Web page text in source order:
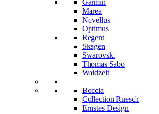
Garmin
Marea
Novellus
Optimus
Regent
Skagen
Swarovski
Thomas Sabo
Waidzeit
Boccia
Collection Ruesch
Ernstes Design